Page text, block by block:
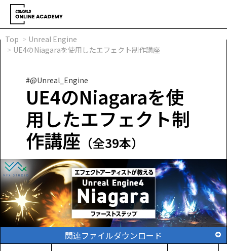
Top
Unreal Engine
UE4のNiagaraを使用したエフェクト制作講座
#@Unreal_Engine
UE4のNiagaraを使
用したエフェクト制
作講座 （全39本）
関連ファイルダウンロード